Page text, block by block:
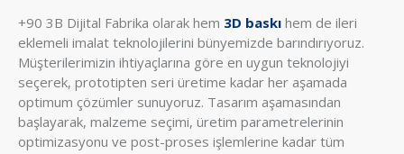
+90 3B Dijital Fabrika olarak hem 3D baskı hem de ileri
eklemeli imalat teknolojilerini bünyemizde barındırıyoruz.
Müşterilerimizin ihtiyaçlarına göre en uygun teknolojiyi
seçerek, prototipten seri üretime kadar her aşamada
optimum çözümler sunuyoruz. Tasarım aşamasından
başlayarak, malzeme seçimi, üretim parametrelerinin
optimizasyonu ve post-proses işlemlerine kadar tüm